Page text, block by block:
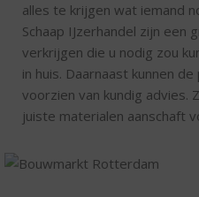
alles te krijgen wat iemand
Schaap IJzerhandel zijn
verkrijgen die u nodig zou
in huis. Daarnaast kunnen
voorzien van kundig advies.
juiste materialen aanschaft